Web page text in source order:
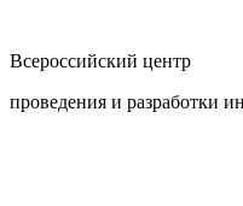
Всероссийский центр
проведения и разработки